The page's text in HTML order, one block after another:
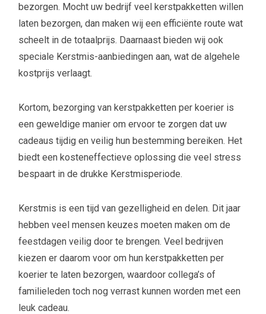
bezorgen. Mocht uw bedrijf veel kerstpakketten willen
laten bezorgen, dan maken wij een efficiënte route wat
scheelt in de totaalprijs. Daarnaast bieden wij ook
speciale Kerstmis-aanbiedingen aan, wat de algehele
kostprijs verlaagt.
Kortom, bezorging van kerstpakketten per koerier is
een geweldige manier om ervoor te zorgen dat uw
cadeaus tijdig en veilig hun bestemming bereiken. Het
biedt een kosteneffectieve oplossing die veel stress
bespaart in de drukke Kerstmisperiode.
Kerstmis is een tijd van gezelligheid en delen. Dit jaar
hebben veel mensen keuzes moeten maken om de
feestdagen veilig door te brengen. Veel bedrijven
kiezen er daarom voor om hun kerstpakketten per
koerier te laten bezorgen, waardoor collega’s of
familieleden toch nog verrast kunnen worden met een
leuk cadeau.